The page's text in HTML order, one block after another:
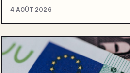
4 AOÛT 2026